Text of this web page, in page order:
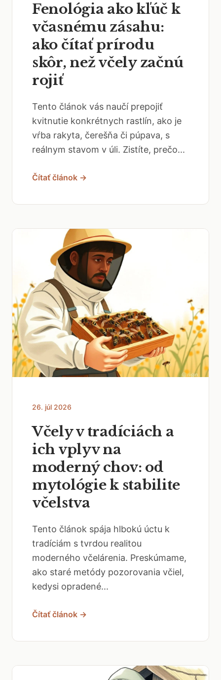
Fenológia ako kľúč k
včasnému zásahu:
ako čítať prírodu
skôr, než včely začnú
rojiť
Tento článok vás naučí prepojiť
kvitnutie konkrétnych rastlín, ako je
vŕba rakyta, čerešňa či púpava, s
reálnym stavom v úli. Zistíte, prečo...
Čítať článok →
26. júl 2026
Včely v tradíciách a
ich vplyv na
moderný chov: od
mytológie k stabilite
včelstva
Tento článok spája hlbokú úctu k
tradíciám s tvrdou realitou
moderného včelárenia. Preskúmame,
ako staré metódy pozorovania včiel,
kedysi opradené...
Čítať článok →